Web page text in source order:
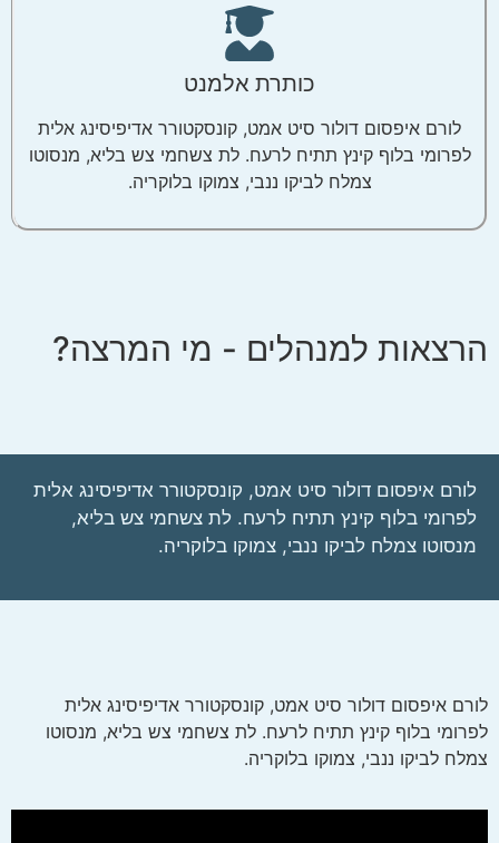
כותרת אלמנט
לורם איפסום דולור סיט אמט, קונסקטורר אדיפיסינג אלית
לפרומי בלוף קינץ תתיח לרעח. לת צשחמי צש בליא, מנסוטו
צמלח לביקו ננבי, צמוקו בלוקריה.
הרצאות למנהלים - מי המרצה?
לורם איפסום דולור סיט אמט, קונסקטורר אדיפיסינג אלית
לפרומי בלוף קינץ תתיח לרעח. לת צשחמי צש בליא,
מנסוטו צמלח לביקו ננבי, צמוקו בלוקריה.
לורם איפסום דולור סיט אמט, קונסקטורר אדיפיסינג אלית
לפרומי בלוף קינץ תתיח לרעח. לת צשחמי צש בליא, מנסוטו
צמלח לביקו ננבי, צמוקו בלוקריה.